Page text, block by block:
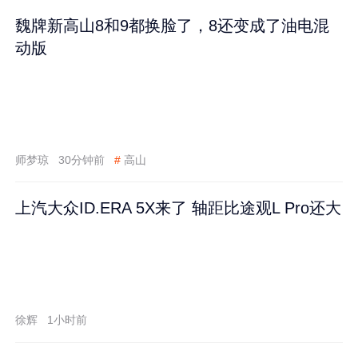
魏牌新高山8和9都换脸了，8还变成了油电混
动版
师梦琼 30分钟前 # 高山
上汽大众ID.ERA 5X来了 轴距比途观L Pro还大
徐辉 1小时前